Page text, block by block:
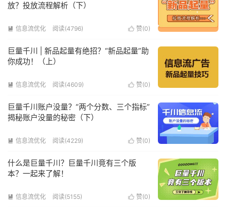
放？投放流程解析（下）
 赞(0)
 信息流优化 阅读(4796)
巨量千川 | 新品起量有绝招？“新品起量”助
你成功！（上）
 赞(0)
 信息流优化 阅读(4609)
巨量千川账户没量？“两个分数、三个指标”
揭秘账户没量的秘密（下）
 赞(0)
 信息流优化 阅读(4229)
什么是巨量千川？巨量千川竟有三个版
本？一起来了解！
 赞(0)
 信息流优化 阅读(5155)